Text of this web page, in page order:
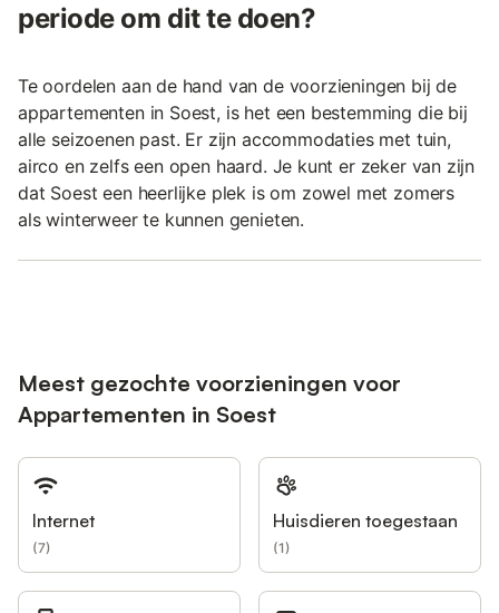
periode om dit te doen?
Te oordelen aan de hand van de voorzieningen bij de
appartementen in Soest, is het een bestemming die bij
alle seizoenen past. Er zijn accommodaties met tuin,
airco en zelfs een open haard. Je kunt er zeker van zijn
dat Soest een heerlijke plek is om zowel met zomers
als winterweer te kunnen genieten.
Meest gezochte voorzieningen voor
Appartementen in Soest
Internet
(7)
Huisdieren toegestaan
(1)